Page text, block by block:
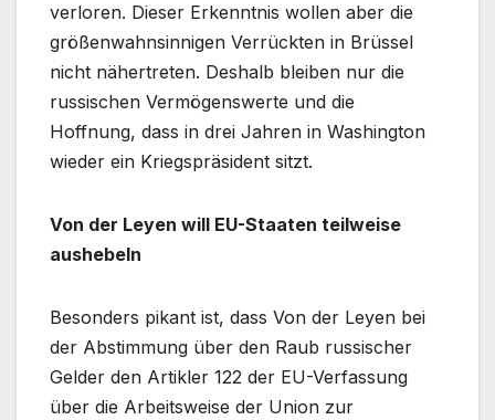
verloren. Dieser Erkenntnis wollen aber die
größenwahnsinnigen Verrückten in Brüssel
nicht nähertreten. Deshalb bleiben nur die
russischen Vermögenswerte und die
Hoffnung, dass in drei Jahren in Washington
wieder ein Kriegspräsident sitzt.
Von der Leyen will EU-Staaten teilweise
aushebeln
Besonders pikant ist, dass Von der Leyen bei
der Abstimmung über den Raub russischer
Gelder den Artikler 122 der EU-Verfassung
über die Arbeitsweise der Union zur